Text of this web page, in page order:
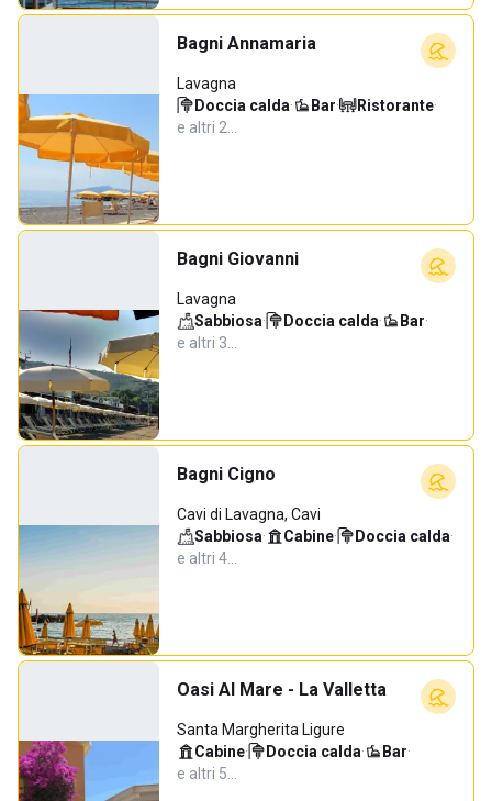
Bagni Annamaria
Lavagna
Doccia calda· Bar· Ristorante·
e altri 2…
Bagni Giovanni
Lavagna
Sabbiosa· Doccia calda· Bar·
e altri 3…
Bagni Cigno
Cavi di Lavagna, Cavi
Sabbiosa· Cabine· Doccia calda·
e altri 4…
Oasi Al Mare - La Valletta
Santa Margherita Ligure
Cabine· Doccia calda· Bar·
e altri 5…